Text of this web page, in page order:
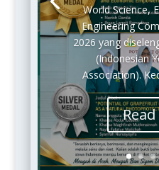
World Science,
Engineering
2026 yang
(Indonesian
Association).